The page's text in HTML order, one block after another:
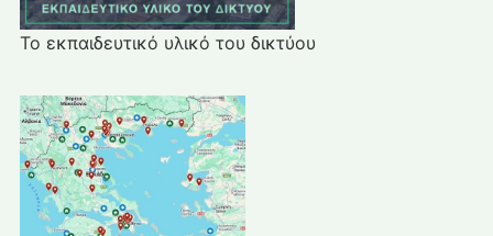
Το εκπαιδευτικό υλικό του δικτύου